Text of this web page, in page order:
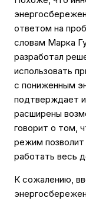
ответом на
словам Марка
разработал
использовать
с пониженным
подтверждает
расширены
говорит о том,
режим
работать весь
К сожалению,